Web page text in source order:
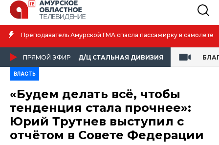
Преподаватель Амурской ГМА спасла пассажирку в самолёте
ПРЯМОЙ ЭФИР Д/Ц СТАЛЬНАЯ ДИВИЗИЯ
ВЛАСТЬ
«Будем делать всё, чтобы
тенденция стала прочнее»:
Юрий Трутнев выступил с
отчётом в Совете Федерации